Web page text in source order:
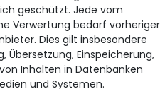
geschützt. Jede vom
Verwertung bedarf vorheriger
Dies gilt insbesondere
Übersetzung, Einspeicherung,
Inhalten in Datenbanken
und Systemen.